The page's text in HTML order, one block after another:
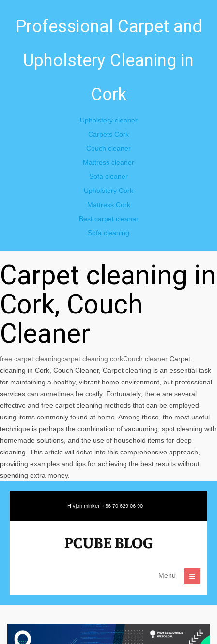
Professional Carpet and
Upholstery Cleaning in
Cork
Upholstery cleaner
Carpets Cork
Couch cleaner
Mattress cleaner
Sofa cleaner
Upholstery Cork
Mattress Cork
Best carpet cleaner
Sofa cleaning
Carpet cleaning in
Cork, Couch
Cleaner
free carpet cleaningcarpet cleaning corkCouch cleaner Carpet
cleaning in Cork, Couch Cleaner, Carpet cleaning is an essential task
for maintaining a healthy, vibrant home environment, but professional
services can sometimes be costly. Fortunately, there are several
effective and free carpet cleaning methods that can be employed
using items commonly found at home. Among these, the most useful
technique is perhaps the combination of vacuuming, spot cleaning with
homemade solutions, and the use of household items for deep
cleaning. This article will delve into this comprehensive approach,
providing examples and tips for achieving the best results without
spending extra money.
Hívjon minket: +36 70 629 06 90
Menü